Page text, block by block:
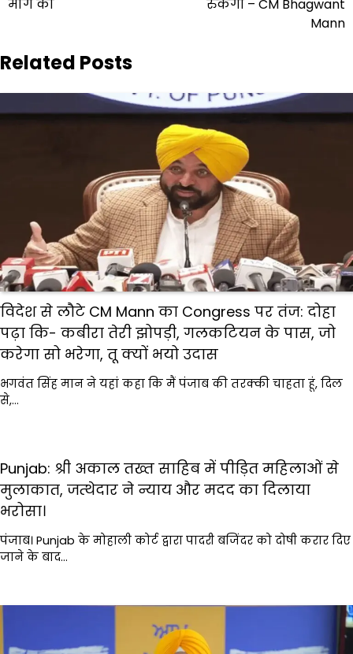
मांग की
रुकेगी – CM Bhagwant
Mann
Related Posts
विदेश से लौटे CM Mann का Congress पर तंज: दोहा
पढ़ा कि- कबीरा तेरी झोपड़ी, गलकटियन के पास, जो
करेगा सो भरेगा, तू क्यों भयो उदास
भगवंत सिंह मान ने यहां कहा कि मैं पंजाब की तरक्की चाहता हूं, दिल
से,…
Punjab: श्री अकाल तख्त साहिब में पीड़ित महिलाओं से
मुलाकात, जत्थेदार ने न्याय और मदद का दिलाया
भरोसा।
पंजाब। Punjab के मोहाली कोर्ट द्वारा पादरी बजिंदर को दोषी करार दिए
जाने के बाद…